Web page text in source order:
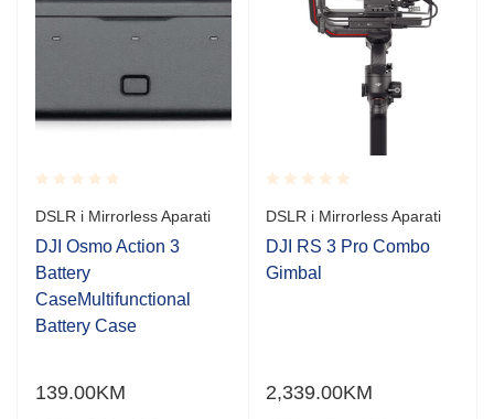
Rated
0.001
out
of
5
DSLR i Mirrorless Aparati
DJI Osmo Action 3
Battery
CaseMultifunctional
Battery Case
139.00KM
Rated
0.001
out
of
5
DSLR i Mirrorless Aparati
DJI RS 3 Pro Combo
Gimbal
2,339.00KM